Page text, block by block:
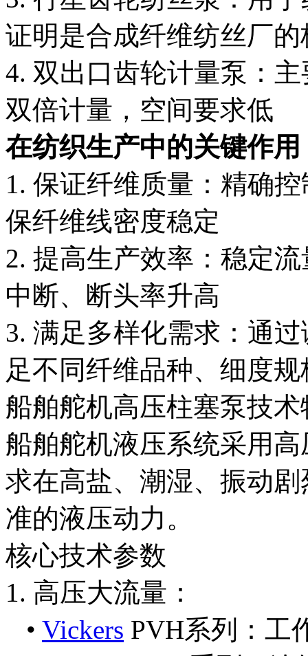
证明是合成纤维纺丝厂的
4. 双出口齿轮计量泵：
双倍计量，空间要求低
在纺织生产中的关键作用
1. 保证纤维质量：精确
保纤维线密度稳定
2. 提高生产效率：稳定
中断、断头率升高
3. 满足多样化需求：通
足不同纤维品种、细度
船舶舵机高压柱塞泵技术
船舶舵机液压系统采用
求在高盐、潮湿、振动
准的液压动力。
核心技术参数
1. 高压大流量：
• Vickers PVH系列：工